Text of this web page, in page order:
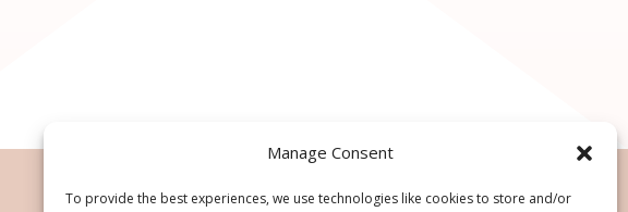
Manage Consent
To provide the best experiences, we use technologies like cookies to store and/or